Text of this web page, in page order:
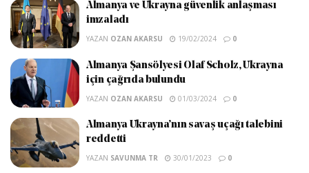
Almanya ve Ukrayna güvenlik anlaşması
imzaladı
YAZAN OZAN AKARSU 19/02/2024 0
Almanya Şansölyesi Olaf Scholz, Ukrayna
için çağrıda bulundu
YAZAN OZAN AKARSU 01/03/2024 0
Almanya Ukrayna’nın savaş uçağı talebini
reddetti
YAZAN SAVUNMA TR 30/01/2023 0